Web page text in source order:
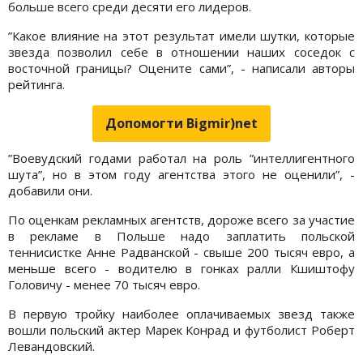
больше всего среди десяти его лидеров.
”Какое влияние на этот результат имели шутки, которые
звезда позволил себе в отношении наших соседок с
восточной границы? Оцените сами”, - написали авторы
рейтинга.
Допомогти Bigmir)net
”Воевудский годами работал на роль ”интеллигентного
шута”, но в этом году агентства этого не оценили”, -
добавили они.
По оценкам рекламных агентств, дороже всего за участие
в рекламе в Польше надо заплатить польской
теннисистке Анне Радванской - свыше 200 тысяч евро, а
меньше всего - водителю в гонках ралли Кшиштофу
Головичу - менее 70 тысяч евро.
В первую тройку наиболее оплачиваемых звезд также
вошли польский актер Марек Конрад и футболист Роберт
Левандовский.